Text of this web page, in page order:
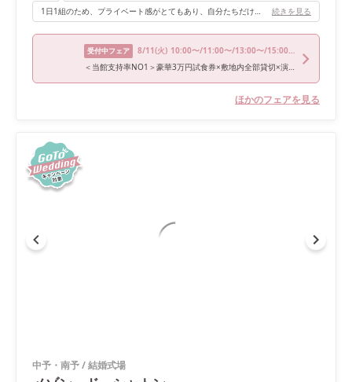
1日1組のため、プライベート感がとてもあり、自分たちだけの特別な日を実感することができました。 ゲストハウスのような温かみのある雰囲気で、ゲストの皆さんと距離が近く、ワイワイと楽しく過ごすことができました。 歓談の時間を多めに取りたかったので、自分の理想にぴったりでした。 また、ヨーロッパ風の海外邸宅を思わせるオシャレな空間で、非日常感を味わうこともできました。 続きを見る
受付中フェア 8/11(火) 10:00〜/11:00〜/13:00〜/15:00〜/17:00〜
＜当館支持率NO1＞豪華3万円試食券×敷地内全部貸切×演出体験
ほかのフェアを見る
中予・南予/結婚式場